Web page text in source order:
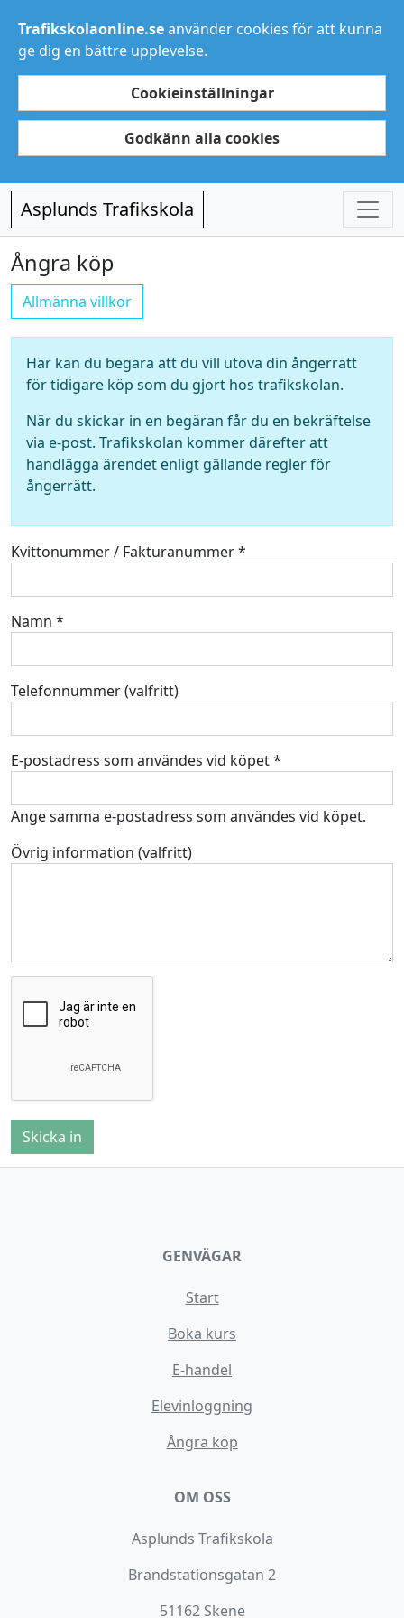
Trafikskolaonline.seanvänder cookies för att kunna
ge dig en bättre upplevelse.
Cookieinställningar
Godkänn alla cookies
Asplunds Trafikskola
Ångra köp
Allmänna villkor
Här kan du begära att du vill utöva din ångerrätt
för tidigare köp som du gjort hos trafikskolan.
När du skickar in en begäran får du en bekräftelse
via e-post. Trafikskolan kommer därefter att
handlägga ärendet enligt gällande regler för
ångerrätt.
Kvittonummer / Fakturanummer *
Namn *
Telefonnummer (valfritt)
E-postadress som användes vid köpet *
Ange samma e-postadress som användes vid köpet.
Övrig information (valfritt)
GENVÄGAR
Start
Boka kurs
E-handel
Elevinloggning
Ångra köp
OM OSS
Asplunds Trafikskola
Brandstationsgatan 2
51162 Skene